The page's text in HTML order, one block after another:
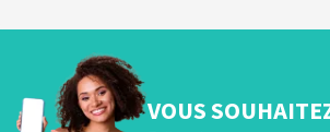
VOUS